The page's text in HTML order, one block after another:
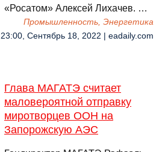
«Росатом» Алексей Лихачев. …
Промышленность, Энергетика
23:00, Сентябрь 18, 2022 | eadaily.com
Глава МАГАТЭ считает
маловероятной отправку
миротворцев ООН на
Запорожскую АЭС